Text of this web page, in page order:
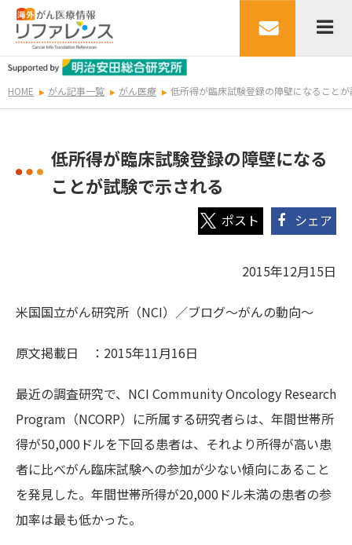
HOME がん記事一覧 がん医療 低所得が臨床試験登録の障壁になること
低所得が臨床試験登録の障壁になる
ことが試験で示される
シェア
2015年12月15日
米国国立がん研究所（NCI）／ブログ～がんの動向～
原文掲載日 ：2015年11月16日
最近の調査研究で、NCI Community Oncology Research
Program（NCORP）に所属する研究者らは、年間世帯所
得が50,000ドルを下回る患者は、それより所得が高い患
者に比べがん臨床試験への参加が少ない傾向にあること
を発見した。年間世帯所得が20,000ドル未満の患者の参
加率は最も低かった。